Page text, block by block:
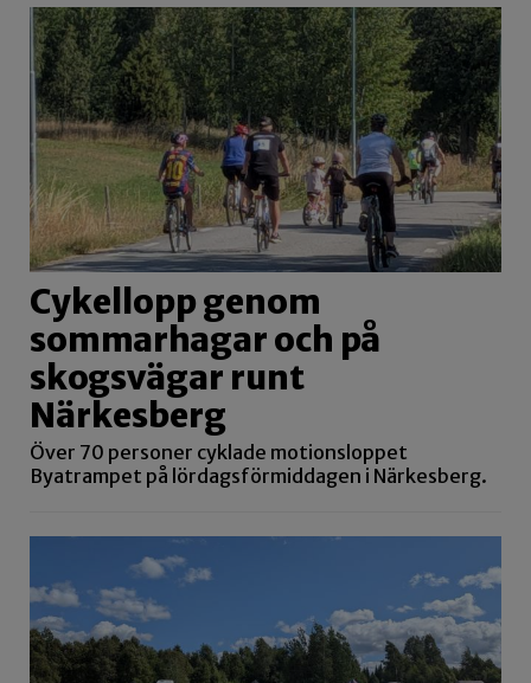
Cykellopp genom
sommarhagar och på
skogsvägar runt
Närkesberg
Över 70 personer cyklade motionsloppet
Byatrampet på lördagsförmiddagen i Närkesberg.